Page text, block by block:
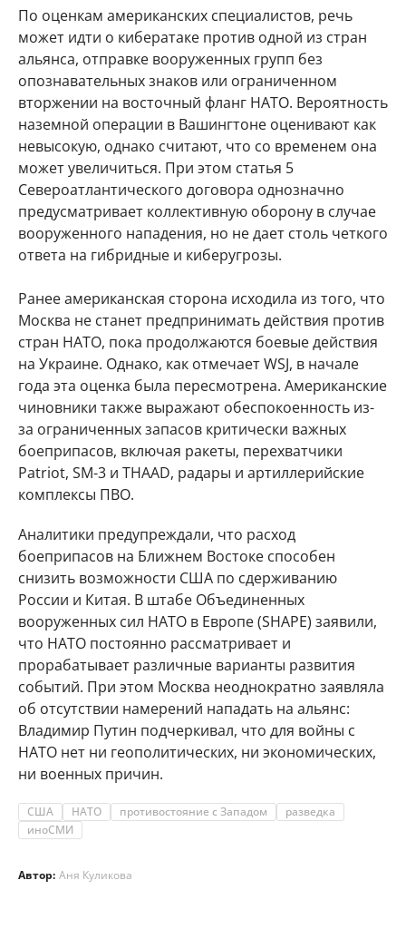
По оценкам американских специалистов, речь
может идти о кибератаке против одной из стран
альянса, отправке вооруженных групп без
опознавательных знаков или ограниченном
вторжении на восточный фланг НАТО. Вероятность
наземной операции в Вашингтоне оценивают как
невысокую, однако считают, что со временем она
может увеличиться. При этом статья 5
Североатлантического договора однозначно
предусматривает коллективную оборону в случае
вооруженного нападения, но не дает столь четкого
ответа на гибридные и киберугрозы.
Ранее американская сторона исходила из того, что
Москва не станет предпринимать действия против
стран НАТО, пока продолжаются боевые действия
на Украине. Однако, как отмечает WSJ, в начале
года эта оценка была пересмотрена. Американские
чиновники также выражают обеспокоенность из-
за ограниченных запасов критически важных
боеприпасов, включая ракеты, перехватчики
Patriot, SM-3 и THAAD, радары и артиллерийские
комплексы ПВО.
Аналитики предупреждали, что расход
боеприпасов на Ближнем Востоке способен
снизить возможности США по сдерживанию
России и Китая. В штабе Объединенных
вооруженных сил НАТО в Европе (SHAPE) заявили,
что НАТО постоянно рассматривает и
прорабатывает различные варианты развития
событий. При этом Москва неоднократно заявляла
об отсутствии намерений нападать на альянс:
Владимир Путин подчеркивал, что для войны с
НАТО нет ни геополитических, ни экономических,
ни военных причин.
США НАТО противостояние с Западом
разведка
иноСМИ
Автор: Аня Куликова